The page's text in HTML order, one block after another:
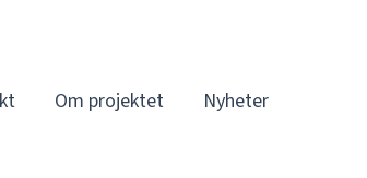
Om projektet Nyheter